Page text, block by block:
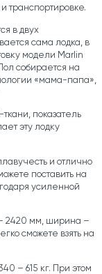
транспортировке.
в двух
сама лодка, в
модели Marlin
собирается на
«мама-папа»,
показатель
эту лодку
и отлично
поставить на
усиленной
2420 мм, ширина –
сможете взять на
– 615 кг. При этом